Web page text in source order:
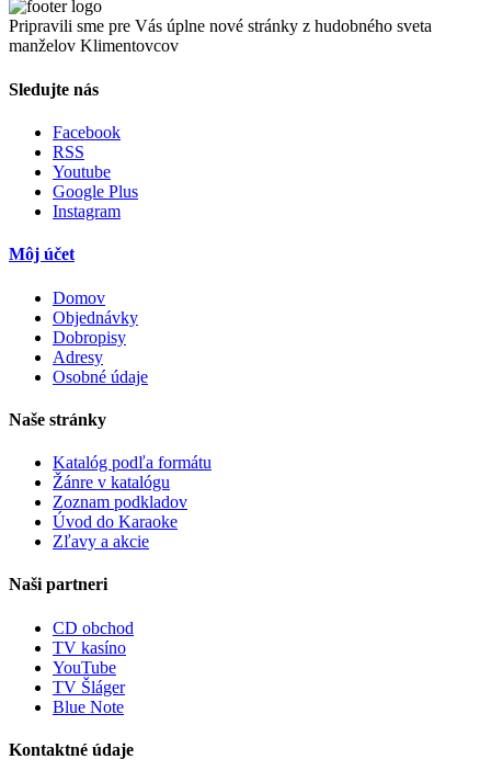
Pripravili sme pre Vás úplne nové stránky z hudobného sveta
manželov Klimentovcov
Sledujte nás
Facebook
RSS
Youtube
Google Plus
Instagram
Môj účet
Domov
Objednávky
Dobropisy
Adresy
Osobné údaje
Naše stránky
Katalóg podľa formátu
Žánre v katalógu
Zoznam podkladov
Úvod do Karaoke
Zľavy a akcie
Naši partneri
CD obchod
TV kasíno
YouTube
TV Šláger
Blue Note
Kontaktné údaje